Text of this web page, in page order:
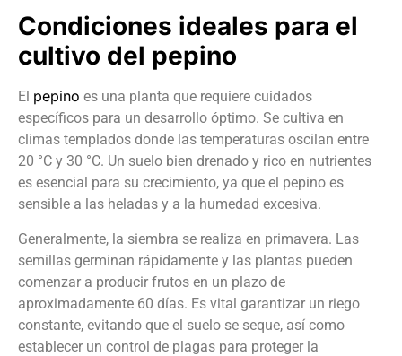
Condiciones ideales para el
cultivo del pepino
El pepino es una planta que requiere cuidados
específicos para un desarrollo óptimo. Se cultiva en
climas templados donde las temperaturas oscilan entre
20 °C y 30 °C. Un suelo bien drenado y rico en nutrientes
es esencial para su crecimiento, ya que el pepino es
sensible a las heladas y a la humedad excesiva.
Generalmente, la siembra se realiza en primavera. Las
semillas germinan rápidamente y las plantas pueden
comenzar a producir frutos en un plazo de
aproximadamente 60 días. Es vital garantizar un riego
constante, evitando que el suelo se seque, así como
establecer un control de plagas para proteger la